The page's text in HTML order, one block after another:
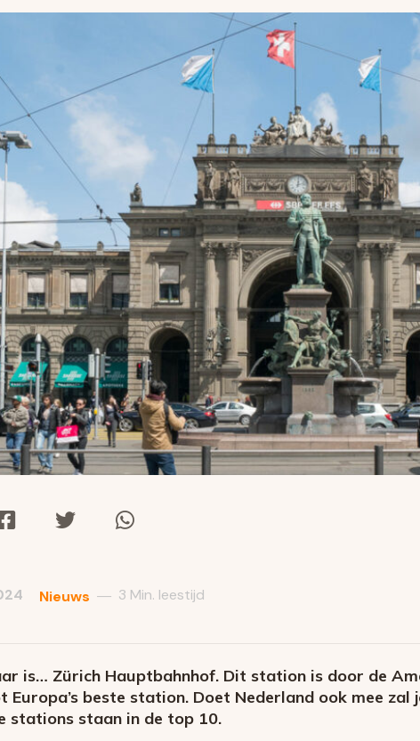
Nieuws — 3 Min. leestijd
is… Zürich Hauptbahnhof. Dit station is door de
Europa’s beste station. Doet Nederland ook mee zal
stations staan in de top 10.